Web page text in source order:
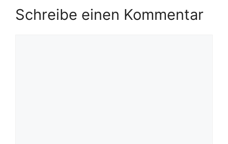
Schreibe einen Kommentar